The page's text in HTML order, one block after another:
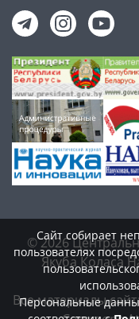
© 2026
Якуба Коласа
Все материалы
Сайт собирает
пользователях
Персональные